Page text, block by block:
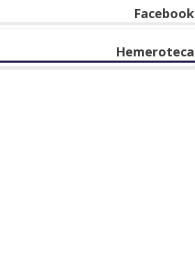
Facebook
Hemeroteca